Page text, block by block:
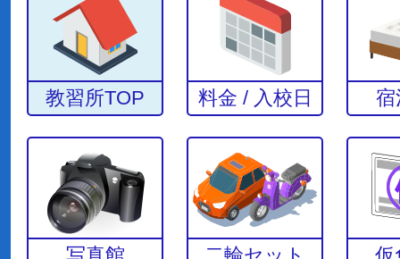
教習所TOP 料金 / 入校日 宿